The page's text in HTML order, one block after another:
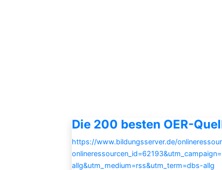
Die 200 besten OER-
https://www.bildungsserver.de/
allg&utm_medium=rss&utm_term=dbs-allg